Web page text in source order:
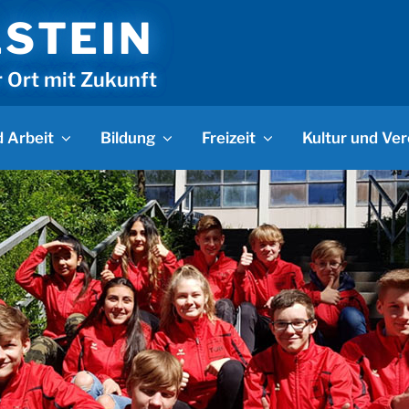
Ort mit Zukunft
Arbeit Bildung Freizeit Kultur und